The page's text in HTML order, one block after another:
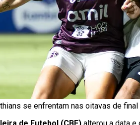
se enfrentam nas oitavas de